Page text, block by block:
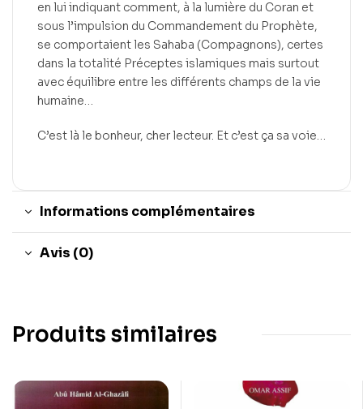
en lui indiquant comment, à la lumière du Coran et
sous l’impulsion du Commandement du Prophète,
se comportaient les Sahaba (Compagnons), certes
dans la totalité Préceptes islamiques mais surtout
avec équilibre entre les différents champs de la vie
humaine…
C’est là le bonheur, cher lecteur. Et c’est ça sa voie…
Informations complémentaires
Avis (0)
Produits similaires